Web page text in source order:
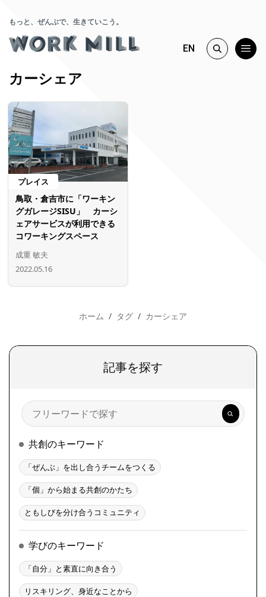
もっと、ぜんぶで、生きていこう。
EN
カーシェア
プレイス
鳥取・倉吉市に「ワーキン
グガレージSISU」 カーシ
ェアサービスが利用できる
コワーキングスペース
成重 敏夫
2022.05.16
ホーム タグ カーシェア
記事を探す
検
索
共創のキーワード
「ぜんぶ」を出し合うチームをつくる
「個」から始まる共創のかたち
ともしびを分け合うコミュニティ
学びのキーワード
「自分」と素直に向き合う
リスキリング、身近なことから